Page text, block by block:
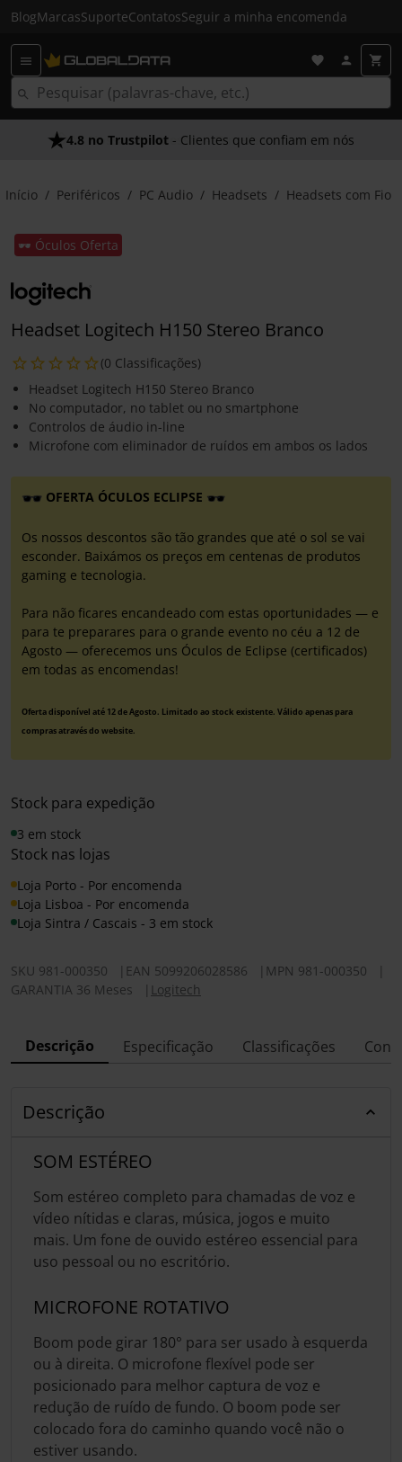
BlogMarcasSuporteContatosSeguir a minha encomenda
4.8 no Trustpilot - Clientes que confiam em nós
Início Periféricos PC Audio Headsets Headsets com Fio
🕶️ Óculos Oferta
Headset Logitech H150 Stereo Branco
(0 Classificações)
Headset Logitech H150 Stereo Branco
No computador, no tablet ou no smartphone
Controlos de áudio in-line
Microfone com eliminador de ruídos em ambos os lados
OFERTA ÓCULOS ECLIPSE
Os nossos descontos são tão grandes que até o sol se vai
esconder. Baixámos os preços em centenas de produtos
gaming e tecnologia.
Para não ficares encandeado com estas oportunidades — e
para te preparares para o grande evento no céu a 12 de
Agosto — oferecemos uns Óculos de Eclipse (certificados)
em todas as encomendas!
Oferta disponível até 12 de Agosto. Limitado ao stock existente. Válido apenas para
compras através do website.
Stock para expedição
3 em stock
Stock nas lojas
Loja Porto - Por encomenda
Loja Lisboa - Por encomenda
Loja Sintra / Cascais - 3 em stock
SKU 981-000350 EAN 5099206028586 MPN 981-000350
GARANTIA 36 Meses
Logitech
Descrição Especificação Classificações
Descrição
SOM ESTÉREO
Som estéreo completo para chamadas de voz e
vídeo nítidas e claras, música, jogos e muito
mais. Um fone de ouvido estéreo essencial para
uso pessoal ou no escritório.
MICROFONE ROTATIVO
Boom pode girar 180° para ser usado à esquerda
ou à direita. O microfone flexível pode ser
posicionado para melhor captura de voz e
redução de ruído de fundo. O boom pode ser
colocado fora do caminho quando você não o
estiver usando.